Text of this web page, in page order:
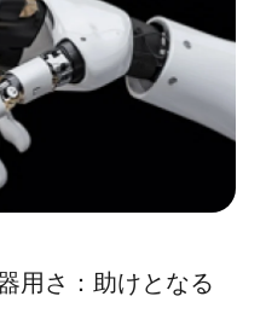
用さ：助けとなる